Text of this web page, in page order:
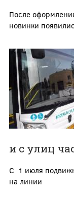
После
новинки
и с улиц
С 1 июля
на линии